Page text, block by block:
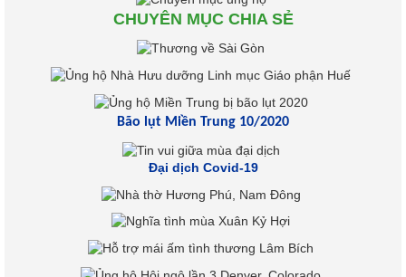
CHUYÊN MỤC CHIA SẺ
Bão lụt Miền Trung 10/2020
Đại dịch Covid-19